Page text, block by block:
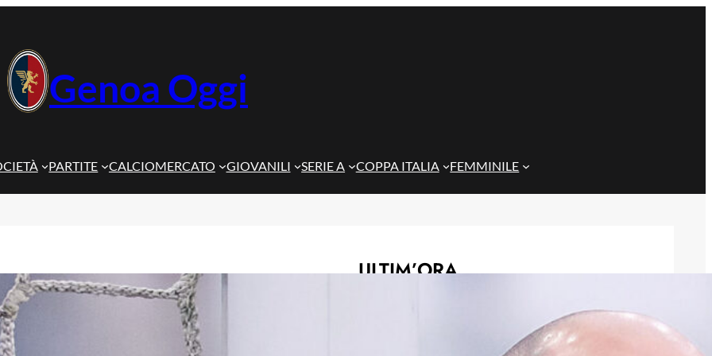
Genoa Oggi
PARTITE CALCIOMERCATO GIOVANILI SERIE A COPPA ITALIA FEMMINILE
ULTIM’ORA
Frosinone offre 5 milioni per il